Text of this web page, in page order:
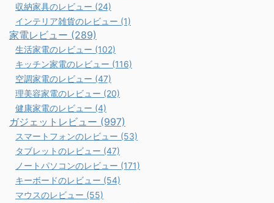
収納家具のレビュー (24)
インテリア雑貨のレビュー (1)
家電レビュー (289)
生活家電のレビュー (102)
キッチン家電のレビュー (116)
空調家電のレビュー (47)
理美容家電のレビュー (20)
健康家電のレビュー (4)
ガジェットレビュー (997)
スマートフォンのレビュー (53)
タブレットのレビュー (47)
ノートパソコンのレビュー (171)
キーボードのレビュー (54)
マウスのレビュー (55)